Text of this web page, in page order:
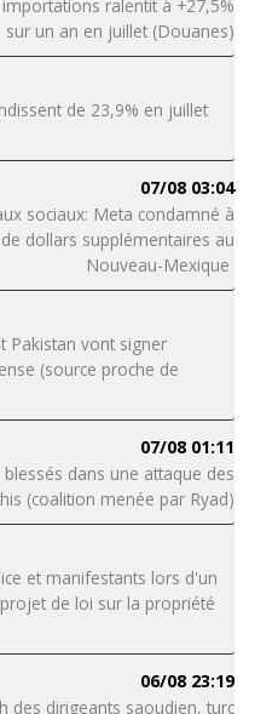
ralentit à +27,5%
sur un an en juillet (Douanes)
de 23,9% en juillet
07/08 03:04
sociaux: Meta condamné à
dollars supplémentaires au
Nouveau-Mexique
Pakistan vont signer
(source proche de
07/08 01:11
dans une attaque des
(coalition menée par Ryad)
et manifestants lors d'un
de loi sur la propriété
06/08 23:19
des dirigeants saoudien, turc